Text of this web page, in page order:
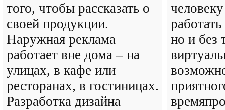
того, чтобы рассказать о
своей продукции.
Наружная реклама
работает вне дома – на
улицах, в кафе или
ресторанах, в гостиницах.
Разработка дизайна
но и без